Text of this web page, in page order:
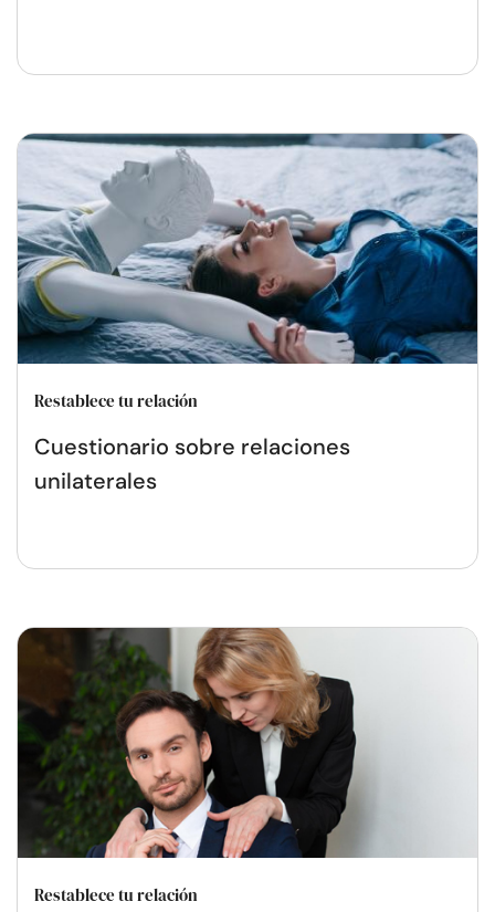
Restablece tu relación
Cuestionario sobre relaciones
unilaterales
Restablece tu relación